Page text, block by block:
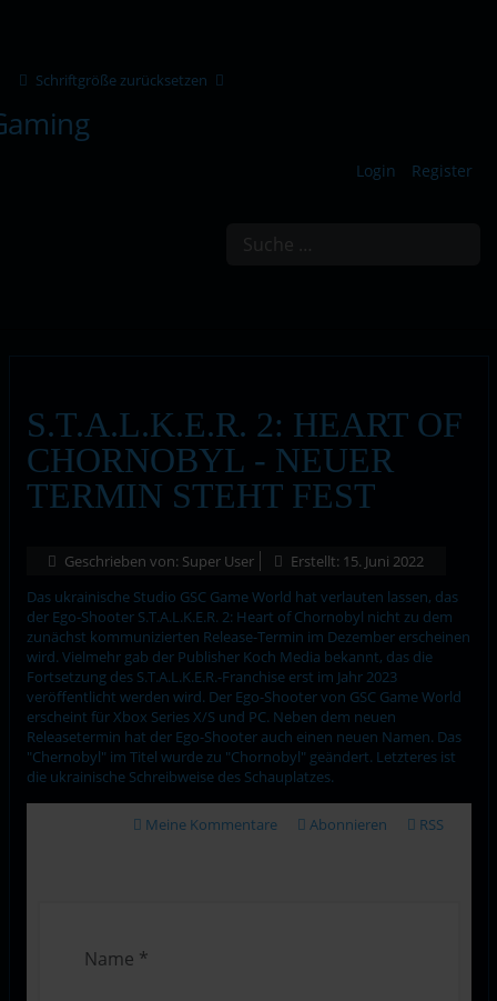
Schriftgröße zurücksetzen
Login Register
S.T.A.L.K.E.R. 2: HEART OF
CHORNOBYL - NEUER
TERMIN STEHT FEST
Geschrieben von: Super User
Erstellt: 15. Juni 2022
Das ukrainische Studio GSC Game World hat verlauten lassen, das
der Ego-Shooter S.T.A.L.K.E.R. 2: Heart of Chornobyl nicht zu dem
zunächst kommunizierten Release-Termin im Dezember erscheinen
wird. Vielmehr gab der Publisher Koch Media bekannt, das die
Fortsetzung des S.T.A.L.K.E.R.-Franchise erst im Jahr 2023
veröffentlicht werden wird. Der Ego-Shooter von GSC Game World
erscheint für Xbox Series X/S und PC. Neben dem neuen
Releasetermin hat der Ego-Shooter auch einen neuen Namen. Das
"Chernobyl" im Titel wurde zu "Chornobyl" geändert. Letzteres ist
die ukrainische Schreibweise des Schauplatzes.
Meine Kommentare Abonnieren RSS